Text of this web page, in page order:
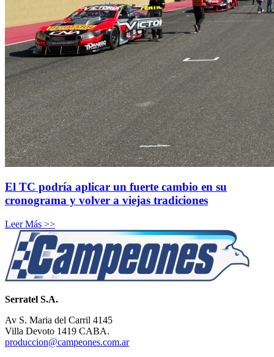
El TC podría aplicar un fuerte cambio en su
cronograma y volver a viejas tradiciones
Leer Más >>
Serratel S.A.
Av S. Maria del Carril 4145
Villa Devoto 1419 CABA.
produccion@campeones.com.ar